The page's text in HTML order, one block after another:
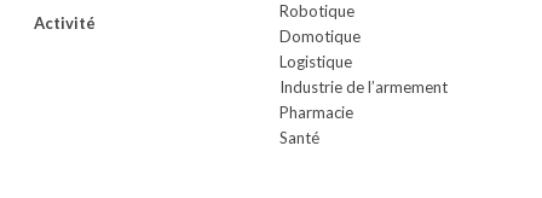
Activité
Robotique
Domotique
Logistique
Industrie de l’armement
Pharmacie
Santé